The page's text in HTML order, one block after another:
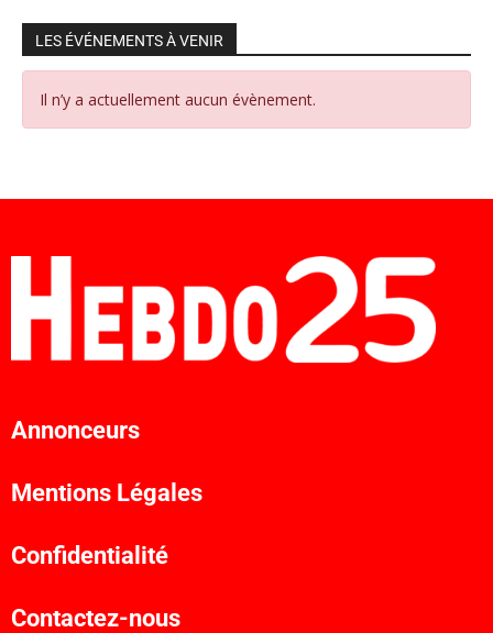
LES ÉVÉNEMENTS À VENIR
Il n’y a actuellement aucun évènement.
Annonceurs
Mentions Légales
Confidentialité
Contactez-nous